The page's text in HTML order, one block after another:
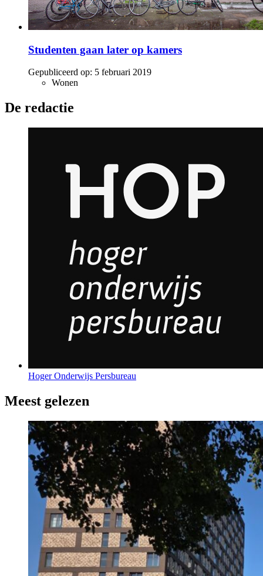
Studenten gaan later op kamers
Gepubliceerd op: 5 februari 2019
Wonen
De redactie
Hoger Onderwijs Persbureau
Meest gelezen